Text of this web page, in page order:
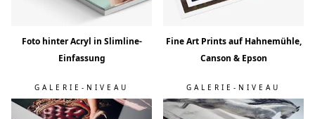
Foto hinter Acryl in Slimline-
Einfassung
Fine Art Prints auf Hahnemühle,
Canson & Epson
GALERIE-NIVEAU GALERIE-NIVEAU